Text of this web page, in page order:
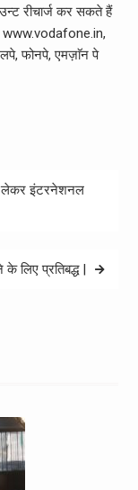
रीचार्ज कर सकते हैं
www.vodafone.in,
फोनपे, एमज़ाॅन पे
लेकर इंटरनेशनल
लिए प्रतिबद्ध |